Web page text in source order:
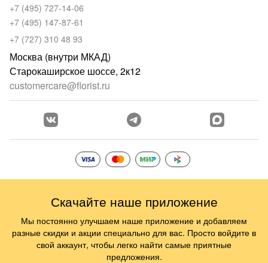
+7 (495) 727-14-06
+7 (495) 147-87-61
+7 (727) 310 48 93
Москва (внутри МКАД)
Старокаширское шоссе, 2к12
customercare@florist.ru
Скачайте наше приложение
Мы постоянно улучшаем наше приложение и добавляем
разные скидки и акции специально для вас. Просто войдите в
свой аккаунт, чтобы легко найти самые приятные
предложения.